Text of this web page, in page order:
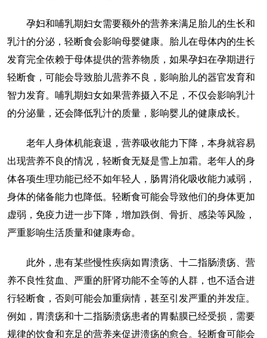
孕妇和哺乳期妇女需要额外的营养来满足胎儿的生长和
乳汁的分泌，轻断食会影响母婴健康。胎儿在母体内的生长
发育完全依赖于母体提供的营养物质，如果孕妇在孕期进行
轻断食，可能会导致胎儿营养不良，影响胎儿的器官发育和
智力发育。哺乳期妇女如果营养摄入不足，不仅会影响乳汁
的分泌量，还会降低乳汁的质量，影响婴儿的健康成长。
老年人身体机能衰退，营养吸收能力下降，本身就容易
出现营养不良的情况，轻断食无疑是雪上加霜。老年人的身
体各项生理功能已经不如年轻人，肠胃消化吸收能力减弱，
身体的储备能力也降低。轻断食可能会导致他们的身体更加
虚弱，免疫力进一步下降，增加跌倒、骨折、感染等风险，
严重影响生活质量和健康寿命。
此外，患有某些慢性疾病如胃溃疡、十二指肠溃疡、营
养不良性贫血、严重的肝肾功能不全等的人群，也不适合进
行轻断食，否则可能会加重病情，甚至引发严重的并发症。
例如，胃溃疡和十二指肠溃疡患者的胃黏膜已经受损，需要
规律的饮食和充足的营养来促进溃疡的愈合。轻断食可能会